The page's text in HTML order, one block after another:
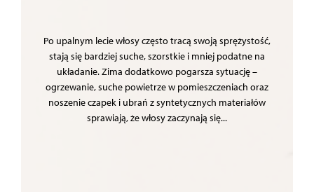
Po upalnym lecie włosy często tracą swoją sprężystość,
stają się bardziej suche, szorstkie i mniej podatne na
układanie. Zima dodatkowo pogarsza sytuację –
ogrzewanie, suche powietrze w pomieszczeniach oraz
noszenie czapek i ubrań z syntetycznych materiałów
sprawiają, że włosy zaczynają się...